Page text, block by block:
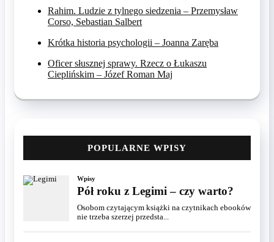
Rahim. Ludzie z tylnego siedzenia – Przemysław
Corso, Sebastian Salbert
Krótka historia psychologii – Joanna Zaręba
Oficer słusznej sprawy. Rzecz o Łukaszu
Cieplińskim – Józef Roman Maj
POPULARNE WPISY